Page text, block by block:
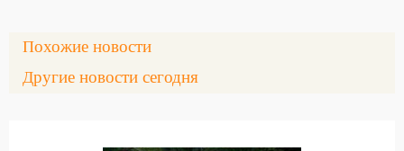
Похожие новости
Другие новости сегодня